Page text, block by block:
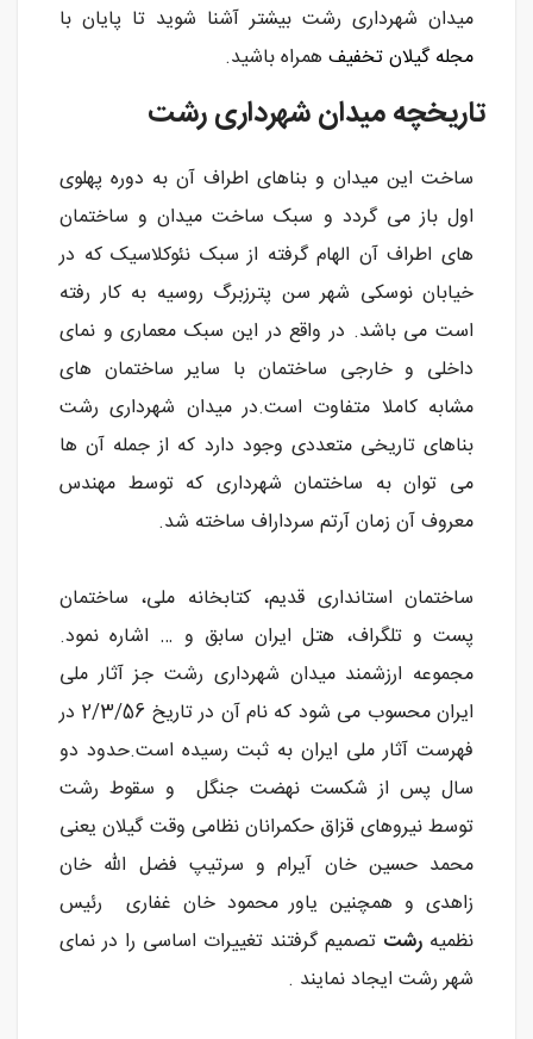
میدان شهرداری رشت بیشتر آشنا شوید تا پایان با
مجله گیلان تخفیف همراه باشید.
تاریخچه میدان شهرداری رشت
ساخت این میدان و بناهای اطراف آن به دوره پهلوی
اول باز می گردد و سبک ساخت میدان و ساختمان
های اطراف آن الهام گرفته از سبک نئوکلاسیک که در
خیابان نوسکی شهر سن پترزبرگ روسیه به کار رفته
است می باشد. در واقع در این سبک معماری و نمای
داخلی و خارجی ساختمان با سایر ساختمان های
مشابه کاملا متفاوت است.در میدان شهرداری رشت
بناهای تاریخی متعددی وجود دارد که از جمله آن ها
می توان به ساختمان شهرداری که توسط مهندس
معروف آن زمان آرتم سرداراف ساخته شد.
ساختمان استانداری قدیم، کتابخانه ملی، ساختمان
پست و تلگراف، هتل ایران سابق و … اشاره نمود.
مجموعه ارزشمند میدان شهرداری رشت جز آثار ملی
ایران محسوب می شود که نام آن در تاریخ 2/3/56 در
فهرست آثار ملی ایران به ثبت رسیده است.حدود دو
سال پس از شکست نهضت جنگل و سقوط رشت
توسط نیروهای قزاق حکمرانان نظامی وقت گیلان یعنی
محمد حسین خان آیرام و سرتیپ فضل الله خان
زاهدی و همچنین یاور محمود خان غفاری رئیس
نظمیه رشت تصمیم گرفتند تغییرات اساسی را در نمای
شهر رشت ایجاد نمایند .